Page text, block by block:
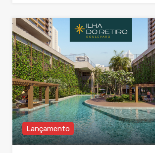
Lançamento